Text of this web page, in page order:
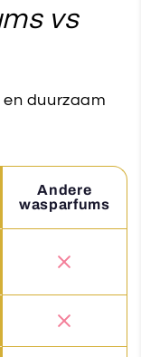
vs
duurzaam
Andere
wasparfums